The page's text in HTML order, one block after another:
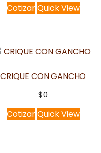
CotizarQuick View
CRIQUE CON GANCHO
$0
CotizarQuick View